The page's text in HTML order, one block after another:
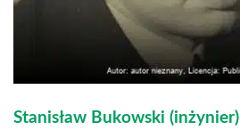
Stanisław Bukowski (inżynier)